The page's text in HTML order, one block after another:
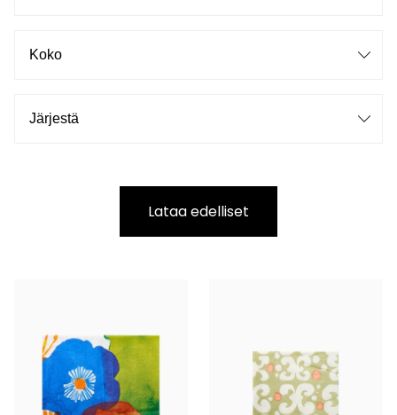
Lataa edelliset